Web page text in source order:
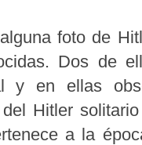
foto de
Dos de
y en ellas
Hitler
a la